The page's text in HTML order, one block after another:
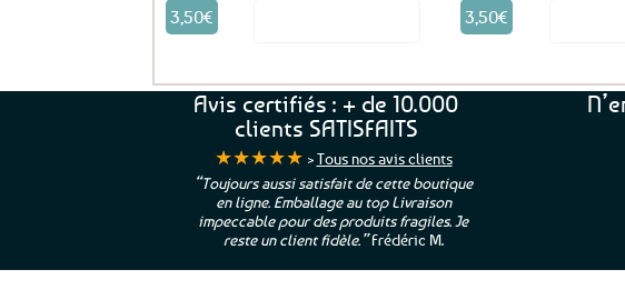
3,50€ 3,50€
Avis certifiés : + de 10.000
clients SATISFAITS
★★★★★ >Tous nos avis clients
“Toujours aussi satisfait de cette boutique
en ligne. Emballage au top Livraison
impeccable pour des produits fragiles. Je
reste un client fidèle.”Frédéric M.
“Une boutique
leur sérieux,
et une équipe